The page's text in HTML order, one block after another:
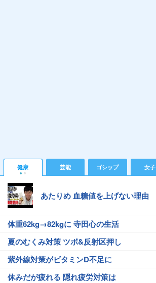
健康 芸能 ゴシップ 女子
あたりめ 血糖値を上げない理由
体重62kg→82kgに 寺田心の生活
夏のむくみ対策 ツボ&反射区押し
紫外線対策がビタミンD不足に
休みだが疲れる 隠れ疲労対策は